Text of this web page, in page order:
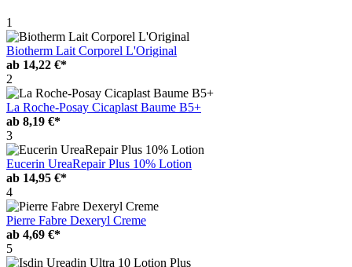
1
Biotherm Lait Corporel L'Original
ab 14,22 €*
2
La Roche-Posay Cicaplast Baume B5+
ab 8,19 €*
3
Eucerin UreaRepair Plus 10% Lotion
ab 14,95 €*
4
Pierre Fabre Dexeryl Creme
ab 4,69 €*
5